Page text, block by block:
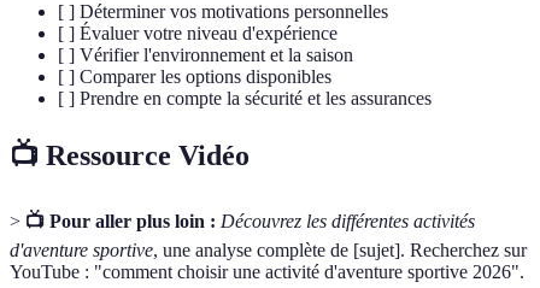
[ ] Déterminer vos motivations personnelles
[ ] Évaluer votre niveau d'expérience
[ ] Vérifier l'environnement et la saison
[ ] Comparer les options disponibles
[ ] Prendre en compte la sécurité et les assurances
📺 Ressource Vidéo
> 📺 Pour aller plus loin : Découvrez les différentes activités
d'aventure sportive, une analyse complète de [sujet]. Recherchez sur
YouTube : "comment choisir une activité d'aventure sportive 2026".